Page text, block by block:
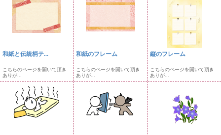
和紙と伝統柄テ...
こちらのページを開いて頂き
ありが...
和紙のフレーム
こちらのページを開いて頂き
ありが...
縦のフレーム
こちらのページを開いて頂き
ありが...